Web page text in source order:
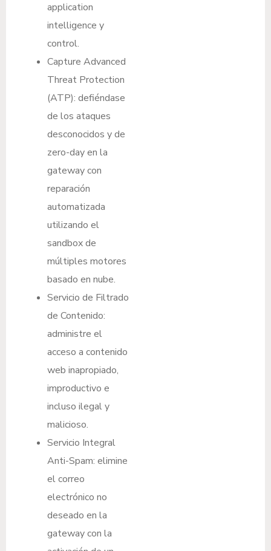
application
intelligence y
control.
Capture Advanced
Threat Protection
(ATP): defiéndase
de los ataques
desconocidos y de
zero-day en la
gateway con
reparación
automatizada
utilizando el
sandbox de
múltiples motores
basado en nube.
Servicio de Filtrado
de Contenido:
administre el
acceso a contenido
web inapropiado,
improductivo e
incluso ilegal y
malicioso.
Servicio Integral
Anti-Spam: elimine
el correo
electrónico no
deseado en la
gateway con la